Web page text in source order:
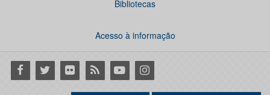
Bibliotecas
Acesso à informação
Facebook
Twitter Flickr RSS YoutubeInstagram